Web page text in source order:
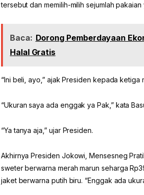
tersebut dan memilih-milih sejumlah
Baca: Dorong Pemberdayaan
Halal Gratis
“Ini beli, ayo,” ajak Presiden kepada ketiga
“Ukuran saya ada enggak ya Pak,” kata
“Ya tanya aja,” ujar Presiden.
Akhirnya Presiden Jokowi, Mensesneg
sweter berwarna merah marun seharga
jaket berwarna putih biru. “Enggak ada